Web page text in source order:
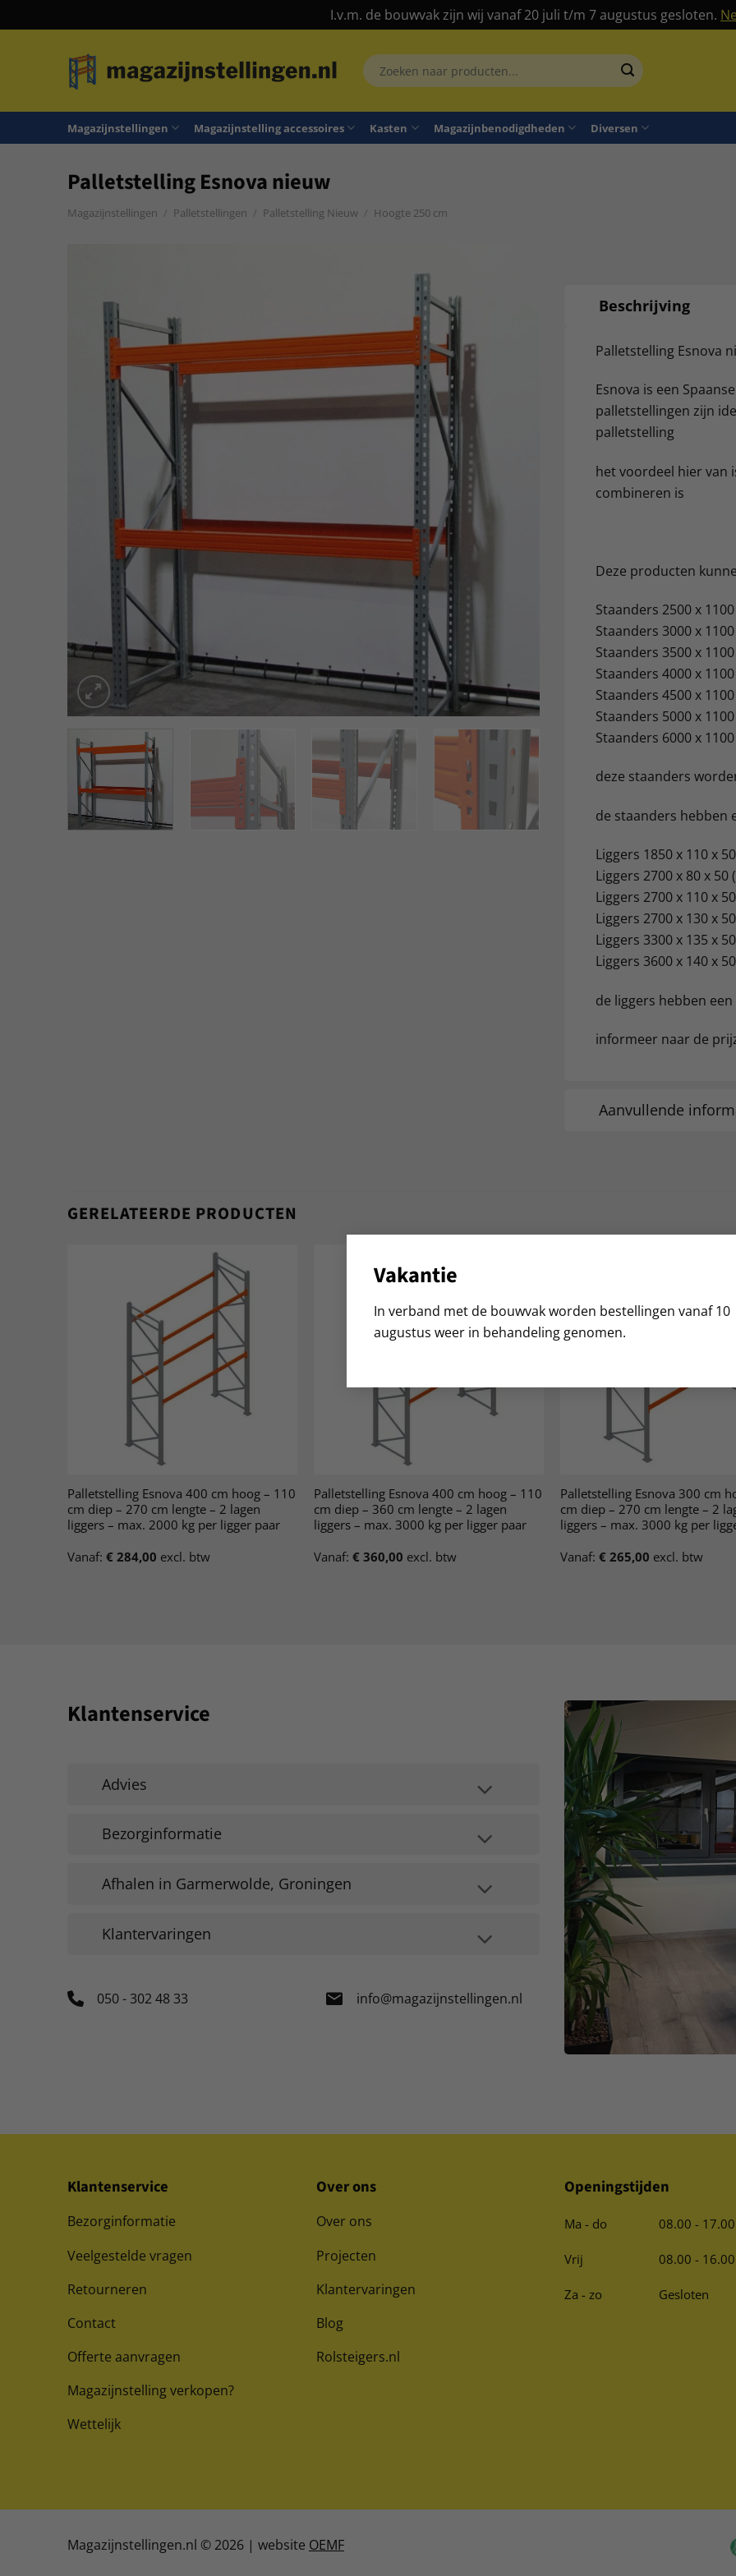
Vakantie
In verband met de bouwvak worden bestellingen vanaf 10
augustus weer in behandeling genomen.
I.v.m. de bouwvak zijn wij vanaf 20 juli t/m 7 augustus gesloten.
Zoeken
naar:
Magazijnstellingen Magazijnstelling accessoires Kasten Magazijnbenodigdheden Diversen
Palletstelling Esnova nieuw
Magazijnstellingen / Palletstellingen / Palletstelling Nieuw / Hoogte 250 cm
Beschrijving
Palletstelling Esnova
Esnova is een
palletstellingen zijn
palletstelling
het voordeel hier van
combineren is
Deze producten
Staanders 2500 x
Staanders 3000 x
Staanders 3500 x
Staanders 4000 x
Staanders 4500 x
Staanders 5000 x
Staanders 6000 x
deze staanders
de staanders hebben
Liggers 1850 x 110 x
Liggers 2700 x 80 x 50
Liggers 2700 x 110 x
Liggers 2700 x 130 x
Liggers 3300 x 135 x
Liggers 3600 x 140 x
de liggers hebben
informeer naar de
Aanvullende
GERELATEERDE PRODUCTEN
Palletstelling Esnova 400 cm hoog – 110
cm diep – 270 cm lengte – 2 lagen
liggers – max. 2000 kg per ligger paar
Vanaf: € 284,00 excl. btw
Palletstelling Esnova 400 cm hoog – 110
cm diep – 360 cm lengte – 2 lagen
liggers – max. 3000 kg per ligger paar
Vanaf: € 360,00 excl. btw
Palletstelling Esnova 300 cm
cm diep – 270 cm lengte – 2
liggers – max. 3000 kg per
Vanaf: € 265,00 excl. btw
Klantenservice
Advies
Bezorginformatie
Afhalen in Garmerwolde, Groningen
Klantervaringen
050 - 302 48 33 info@magazijnstellingen.nl
Klantenservice
Bezorginformatie
Veelgestelde vragen
Retourneren
Contact
Offerte aanvragen
Magazijnstelling verkopen?
Wettelijk
Over ons
Over ons
Projecten
Klantervaringen
Blog
Rolsteigers.nl
Openingstijden
Ma - do 08.00 - 17.00
Vrij 08.00 - 16.00
Za - zo Gesloten
Magazijnstellingen.nl © 2026 | website OEMF